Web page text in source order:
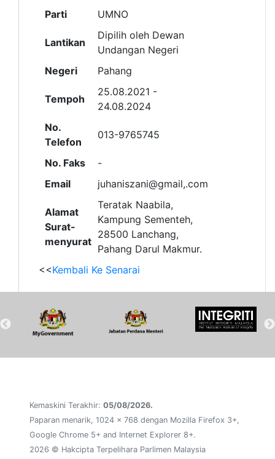
Parti UMNO
Lantikan
Dipilih oleh Dewan
Undangan Negeri
Negeri
Pahang
Tempoh
25.08.2021 -
24.08.2024
No.
Telefon
013-9765745
No. Faks
-
Email
juhaniszani@gmail,.com
Alamat
Surat-
menyurat
Teratak Naabila,
Kampung Sementeh,
28500 Lanchang,
Pahang Darul Makmur.
<<Kembali Ke Senarai
Kemaskini Terakhir: 05/08/2026.
Paparan menarik, 1024 x 768 dengan Mozilla Firefox 3+,
Google Chrome 5+ and Internet Explorer 8+.
2026 © Hakcipta Terpelihara Parlimen Malaysia